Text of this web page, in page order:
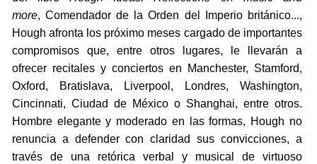
more, Comendador de la Orden del Imperio británico...,
Hough afronta los próximo meses cargado de importantes
compromisos que, entre otros lugares, le llevarán a
ofrecer recitales y conciertos en Manchester, Stamford,
Oxford, Bratislava, Liverpool, Londres, Washington,
Cincinnati, Ciudad de México o Shanghai, entre otros.
Hombre elegante y moderado en las formas, Hough no
renuncia a defender con claridad sus convicciones, a
través de una retórica verbal y musical de virtuoso